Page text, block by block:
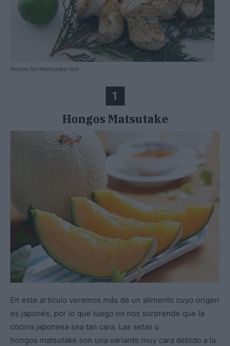
Recipe for Matsutake rice.
1
Hongos Matsutake
En este artículo veremos más de un alimento cuyo origen
es japonés, por lo que luego no nos sorprende que la
cocina japonesa sea tan cara. Las setas u
hongos matsutake son una variante muy cara debido a la